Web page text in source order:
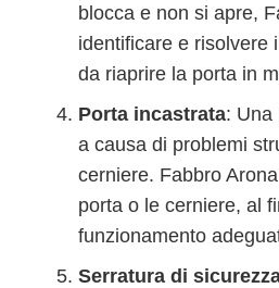
blocca e non si apre,
identificare e risolvere
da riaprire la porta in
Porta incastrata: Una
a causa di problemi
cerniere. Fabbro
porta o le cerniere, al
funzionamento
Serratura di